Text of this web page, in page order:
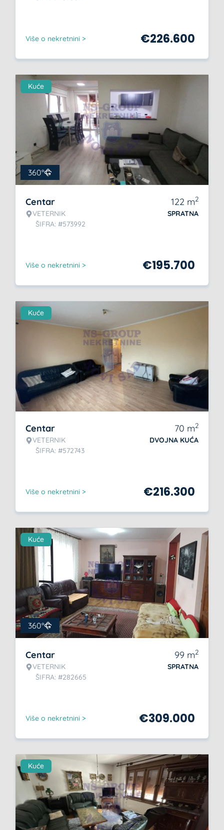
Više o nekretnini > €226.600
Kuće
360°
Centar
VETERNIK
ŠIFRA: #573992
122 m2
SPRATNA
Više o nekretnini > €195.700
Kuće
Centar
VETERNIK
ŠIFRA: #572743
70 m2
DVOJNA KUĆA
Više o nekretnini > €216.300
Kuće
360°
Centar
VETERNIK
ŠIFRA: #282665
99 m2
SPRATNA
Više o nekretnini > €309.000
Kuće